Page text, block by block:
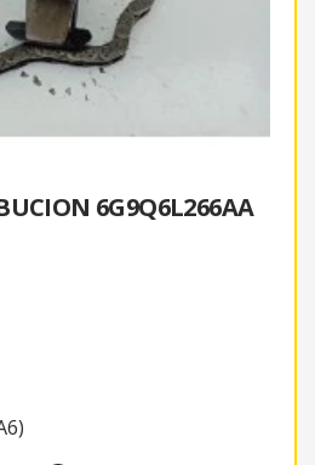
6G9Q6L266AA